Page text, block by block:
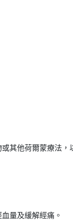
其他荷爾蒙療法，
量及緩解經痛。